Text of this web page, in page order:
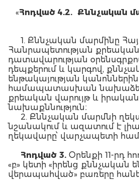
«Հոդված4.2. Քննչական
1. Քննչական մարմինը
Հանրապետության քրեական
դատավարության
դեպքերում և կարգով,
ենթակայության կանոններին
համապատասխան
քրեական վարույթ և
նախաքննություն։
2. Քննչական մարմնի
նշանակում և ազատում է
ղեկավարը՝ վարչապետի
Հոդված 3. Օրենքի 11-րդ
«բ» կետի «իրենց քննչական
վերապահված» բառերը